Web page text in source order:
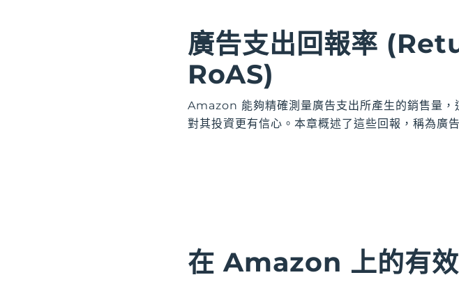
廣告支出回報率
RoAS)
Amazon 能夠精確測量廣告支出所產生的銷售量
對其投資更有信心。本章概述了這些回報，稱為廣
在 Amazon 上的有